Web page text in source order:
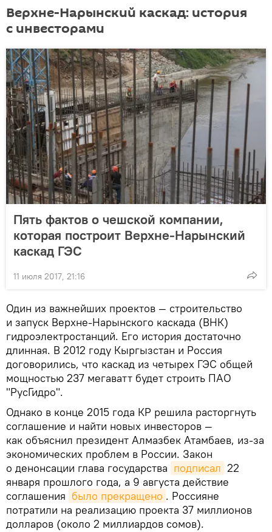
Верхне-Нарынский каскад: история
с инвесторами
Пять фактов о чешской компании,
которая построит Верхне-Нарынский
каскад ГЭС
11 июля 2017, 21:16
Один из важнейших проектов — строительство
и запуск Верхне-Нарынского каскада (ВНК)
гидроэлектростанций. Его история достаточно
длинная. В 2012 году Кыргызстан и Россия
договорились, что каскад из четырех ГЭС общей
мощностью 237 мегаватт будет строить ПАО
"РусГидро".
Однако в конце 2015 года КР решила расторгнуть
соглашение и найти новых инвесторов —
как объяснил президент Алмазбек Атамбаев, из-за
экономических проблем в России. Закон
о денонсации глава государства подписал 22
января прошлого года, а 9 августа действие
соглашения было прекращено . Россияне
потратили на реализацию проекта 37 миллионов
долларов (около 2 миллиардов сомов).